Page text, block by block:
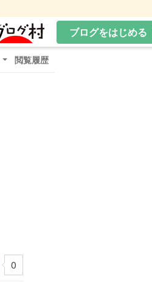
ブログをはじめる
閲覧履歴
0